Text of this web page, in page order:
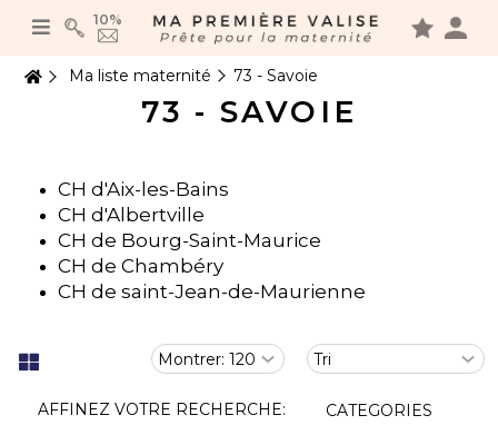
10%
Ma liste maternité 73 - Savoie
73 - SAVOIE
CH d'Aix-les-Bains
CH d'Albertville
CH de Bourg-Saint-Maurice
CH de Chambéry
CH de saint-Jean-de-Maurienne
AFFINEZ VOTRE RECHERCHE: CATEGORIES
Panneau de gestion des cookies